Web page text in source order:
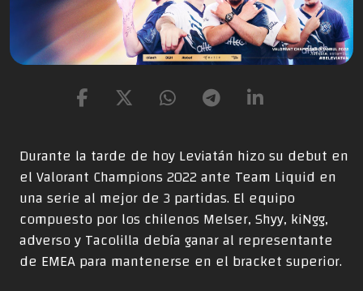
Durante la tarde de hoy Leviatán hizo su debut en
el Valorant Champions 2022 ante Team Liquid en
una serie al mejor de 3 partidas. El equipo
compuesto por los chilenos Melser, Shyy, kiNgg,
adverso y Tacolilla debía ganar al representante
de EMEA para mantenerse en el bracket superior.